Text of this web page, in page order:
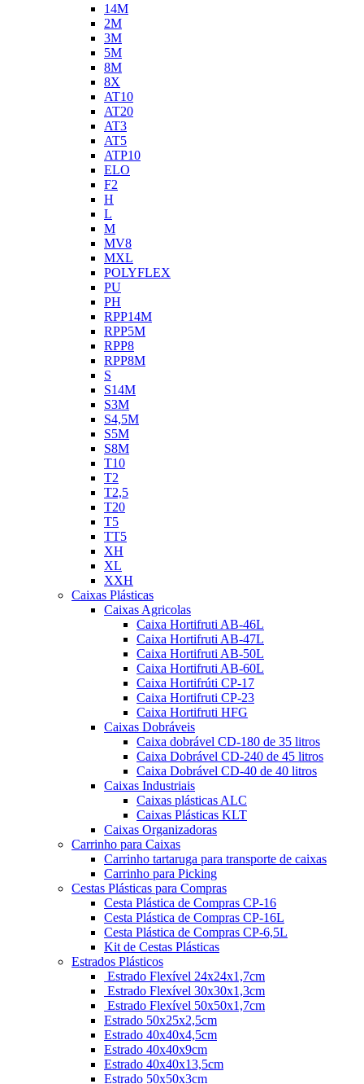
14M
2M
3M
5M
8M
8X
AT10
AT20
AT3
AT5
ATP10
ELO
F2
H
L
M
MV8
MXL
POLYFLEX
PU
PH
RPP14M
RPP5M
RPP8
RPP8M
S
S14M
S3M
S4,5M
S5M
S8M
T10
T2
T2,5
T20
T5
TT5
XH
XL
XXH
Caixas Plásticas
Caixas Agricolas
Caixa Hortifruti AB-46L
Caixa Hortifruti AB-47L
Caixa Hortifruti AB-50L
Caixa Hortifruti AB-60L
Caixa Hortifrúti CP-17
Caixa Hortifruti CP-23
Caixa Hortifruti HFG
Caixas Dobráveis
Caixa dobrável CD-180 de 35 litros
Caixa Dobrável CD-240 de 45 litros
Caixa Dobrável CD-40 de 40 litros
Caixas Industriais
Caixas plásticas ALC
Caixas Plásticas KLT
Caixas Organizadoras
Carrinho para Caixas
Carrinho tartaruga para transporte de caixas
Carrinho para Picking
Cestas Plásticas para Compras
Cesta Plástica de Compras CP-16
Cesta Plástica de Compras CP-16L
Cesta Plástica de Compras CP-6,5L
Kit de Cestas Plásticas
Estrados Plásticos
Estrado Flexível 24x24x1,7cm
Estrado Flexível 30x30x1,3cm
Estrado Flexível 50x50x1,7cm
Estrado 50x25x2,5cm
Estrado 40x40x4,5cm
Estrado 40x40x9cm
Estrado 40x40x13,5cm
Estrado 50x50x3cm